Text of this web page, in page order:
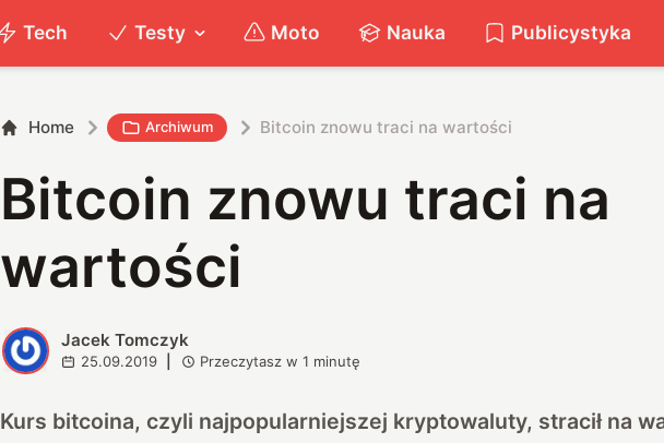
Tech Testy Moto Nauka Publicystyka
Home Archiwum Bitcoin znowu traci na wartości
Bitcoin znowu traci na
wartości
J Jacek Tomczyk
25.09.2019 Przeczytasz w1 minutę
Kurs bitcoina, czyli najpopularniejszej kryptowaluty, stracił na